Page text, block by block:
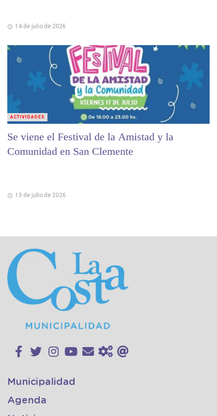
14 de julio de 2026
Se viene el Festival de la Amistad y la
Comunidad en San Clemente
13 de julio de 2026
ACTIVIDADES
Municipalidad
Agenda